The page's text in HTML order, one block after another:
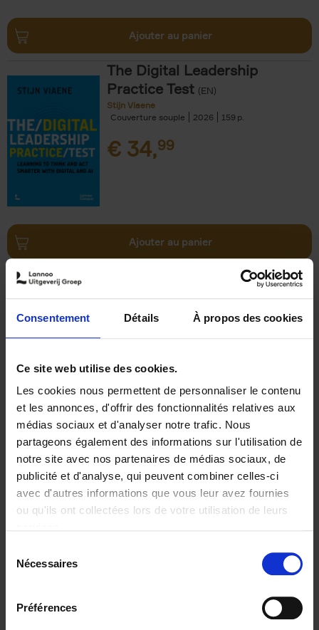
Consentement Détails À propos des cookies
Ce site web utilise des cookies.
Les cookies nous permettent de personnaliser le contenu
et les annonces, d'offrir des fonctionnalités relatives aux
médias sociaux et d'analyser notre trafic. Nous
partageons également des informations sur l'utilisation de
notre site avec nos partenaires de médias sociaux, de
publicité et d'analyse, qui peuvent combiner celles-ci
avec d'autres informations que vous leur avez fournies
ou qu'ils ont collectées lors de votre utilisation de leurs
Nécessaires
Préférences
Ajouter au panier
The Digital Leadership
Practice Test (EN)
Stijn Viaene
Couverture souple
2026 159
€ 34,99
Ajouter au panier
Ajouter au panier
The Offer You Can't
Refuse